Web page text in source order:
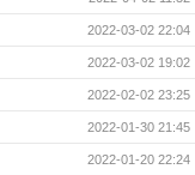
2022-03-02 22:04
2022-03-02 19:02
2022-02-02 23:25
2022-01-30 21:45
2022-01-20 22:24